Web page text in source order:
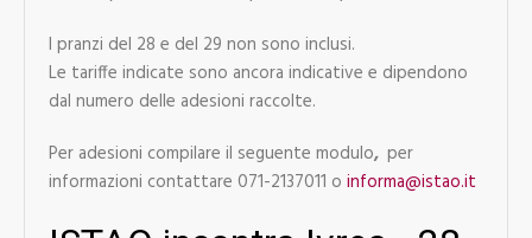
I pranzi del 28 e del 29 non sono inclusi.
Le tariffe indicate sono ancora indicative e dipendono
dal numero delle adesioni raccolte.
Per adesioni compilare il seguente modulo, per
informazioni contattare 071-2137011 o informa@istao.it